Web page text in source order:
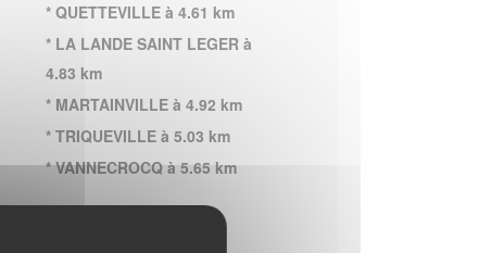
* QUETTEVILLE à 4.61 km
* LA LANDE SAINT LEGER à
4.83 km
* MARTAINVILLE à 4.92 km
* TRIQUEVILLE à 5.03 km
* VANNECROCQ à 5.65 km